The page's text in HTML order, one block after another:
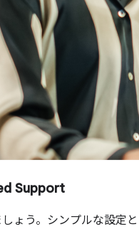
Support
ょう。シンプルな設定と